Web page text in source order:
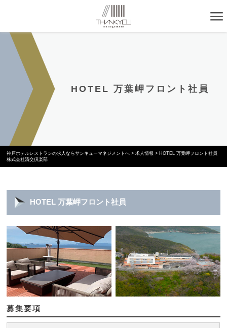
HOTEL 万葉岬フロント社員
神戸ホテルレストランの求人ならサンキューマネジメントへ >求人情報 > HOTEL 万葉岬フロント社員
株式会社清交倶楽部
HOTEL 万葉岬フロント社員
募集要項